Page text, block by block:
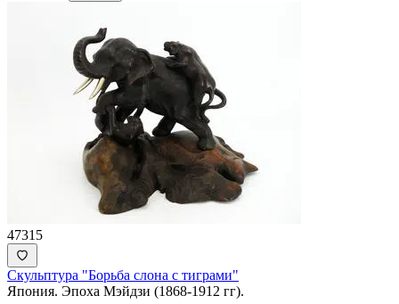
47315
Скульптура "Борьба слона с тиграми"
Япония. Эпоха Мэйдзи (1868-1912 гг).